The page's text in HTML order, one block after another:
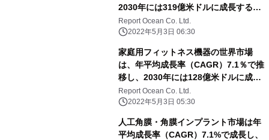
2030年には319億米ドルに成長すると
予測される
Report Ocean Co. Ltd.
2022年5月3日 06:30
家庭用フィットネス機器の世界市場
は、年平均成長率（CAGR）7.1％で推
移し、2030年には128億米ドルに成長
すると予測
Report Ocean Co. Ltd.
2022年5月3日 05:30
人工角膜・角膜インプラント市場は年
平均成長率（CAGR）7.1%で成長し、